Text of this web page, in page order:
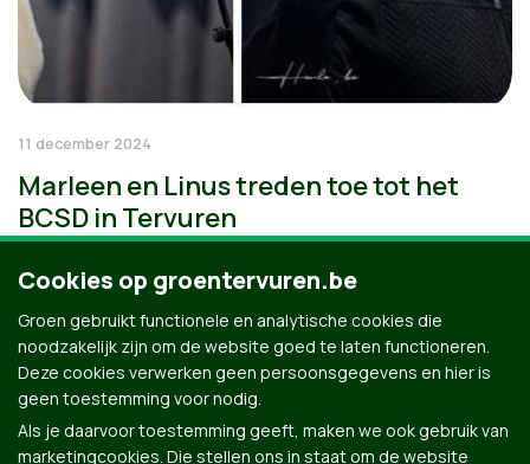
11 december 2024
Marleen en Linus treden toe tot het
BCSD in Tervuren
Cookies op groentervuren.be
Groen gebruikt functionele en analytische cookies die
noodzakelijk zijn om de website goed te laten functioneren.
Deze cookies verwerken geen persoonsgegevens en hier is
geen toestemming voor nodig.
Als je daarvoor toestemming geeft, maken we ook gebruik van
marketingcookies. Die stellen ons in staat om de website